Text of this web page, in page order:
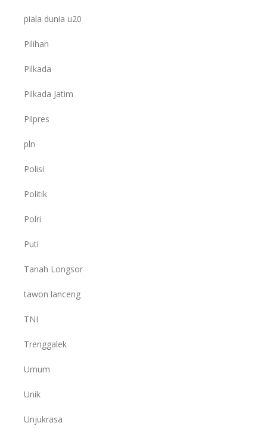
piala dunia u20
Pilihan
Pilkada
Pilkada Jatim
Pilpres
pln
Polisi
Politik
Polri
Puti
Tanah Longsor
tawon lanceng
TNI
Trenggalek
Umum
Unik
Unjukrasa